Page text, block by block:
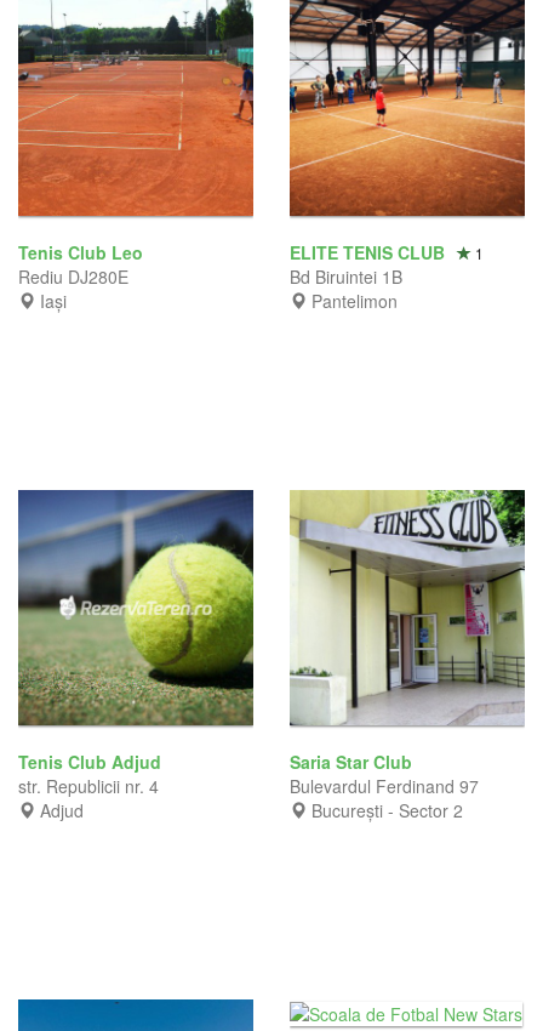
Tenis Club Leo
Rediu DJ280E
Iași
ELITE TENIS CLUB 1
Bd Biruintei 1B
Pantelimon
Tenis Club Adjud
str. Republicii nr. 4
Adjud
Saria Star Club
Bulevardul Ferdinand 97
București - Sector 2